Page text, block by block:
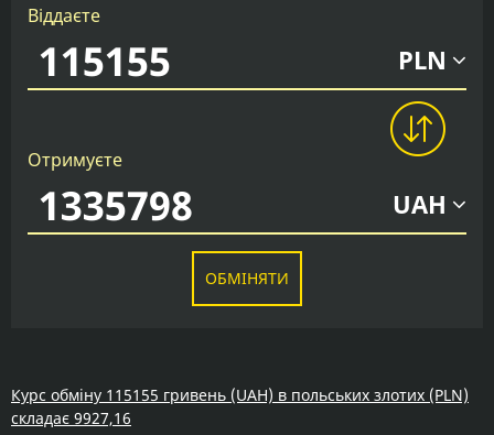
Віддаєте
PLN
Отримуєте
UAH
ОБМІНЯТИ
Курс обміну 115155 гривень (UAH) в польських злотих (PLN)
складає 9927,16